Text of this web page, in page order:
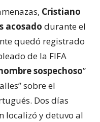
Cristiano
acosado durante el
quedó registrado
de la FIFA
sospechoso”
sobre el
Dos días
localizó y detuvo al